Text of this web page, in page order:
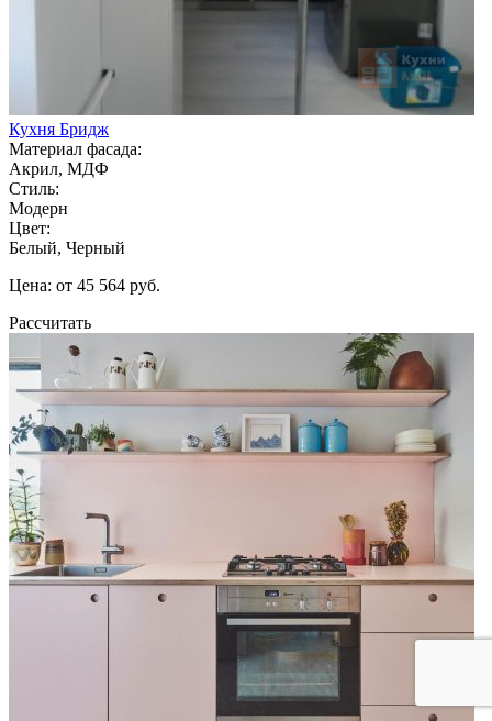
Кухня Бридж
Материал фасада:
Акрил, МДФ
Стиль:
Модерн
Цвет:
Белый, Черный
Цена: от 45 564 руб.
Рассчитать